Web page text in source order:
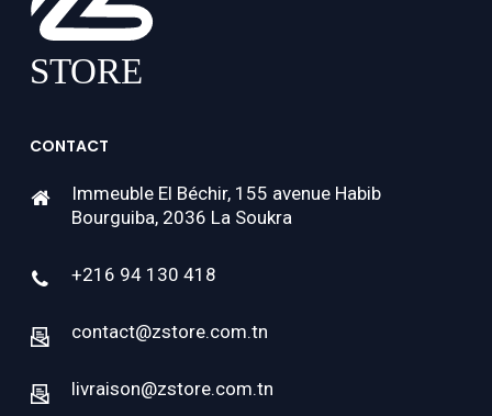
CONTACT
Immeuble El Béchir, 155 avenue Habib
Bourguiba, 2036 La Soukra
+216 94 130 418
contact@zstore.com.tn
livraison@zstore.com.tn